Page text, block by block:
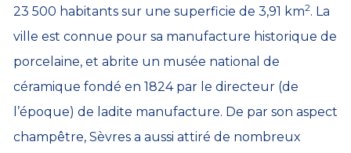
23 500 habitants sur une superficie de 3,91 km2. La
ville est connue pour sa manufacture historique de
porcelaine, et abrite un musée national de
céramique fondé en 1824 par le directeur (de
l’époque) de ladite manufacture. De par son aspect
champêtre, Sèvres a aussi attiré de nombreux